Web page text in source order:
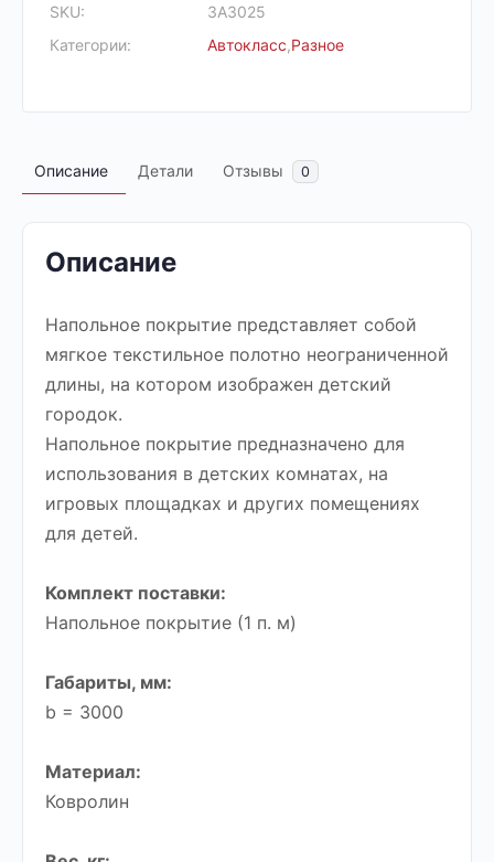
SKU:
ЗА3025
Категории:
Автокласс,Разное
Описание Детали Отзывы 0
Описание
Напольное покрытие представляет собой
мягкое текстильное полотно неограниченной
длины, на котором изображен детский
городок.
Напольное покрытие предназначено для
использования в детских комнатах, на
игровых площадках и других помещениях
для детей.
Комплект поставки:
Напольное покрытие (1 п. м)
Габариты, мм:
b = 3000
Материал:
Ковролин